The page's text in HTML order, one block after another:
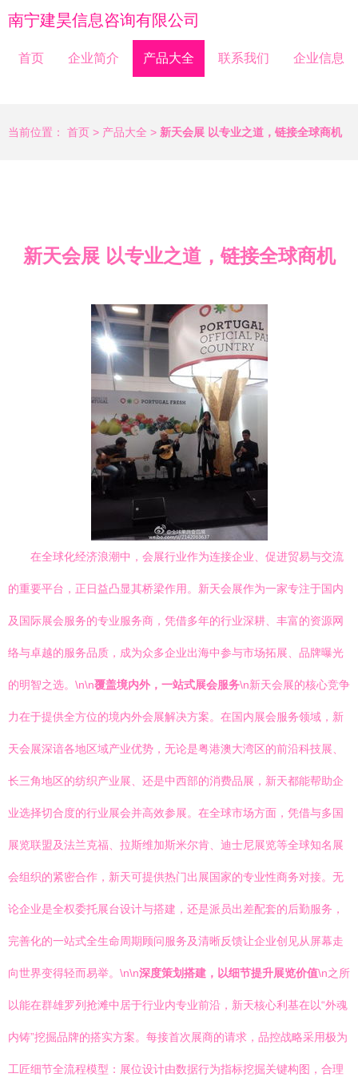
南宁建昊信息咨询有限公司
首页 企业简介 产品大全 联系我们 企业信息
当前位置： 首页 > 产品大全 > 新天会展 以专业之道，链接全球商机
新天会展 以专业之道，链接全球商机
在全球化经济浪潮中，会展行业作为连接企业、促进贸易与交流
的重要平台，正日益凸显其桥梁作用。新天会展作为一家专注于国内
及国际展会服务的专业服务商，凭借多年的行业深耕、丰富的资源网
络与卓越的服务品质，成为众多企业出海中参与市场拓展、品牌曝光
的明智之选。\n\n覆盖境内外，一站式展会服务\n新天会展的核心竞争
力在于提供全方位的境内外会展解决方案。在国内展会服务领域，新
天会展深谙各地区域产业优势，无论是粤港澳大湾区的前沿科技展、
长三角地区的纺织产业展、还是中西部的消费品展，新天都能帮助企
业选择切合度的行业展会并高效参展。在全球市场方面，凭借与多国
展览联盟及法兰克福、拉斯维加斯米尔肯、迪士尼展览等全球知名展
会组织的紧密合作，新天可提供热门出展国家的专业性商务对接。无
论企业是全权委托展台设计与搭建，还是派员出差配套的后勤服务，
完善化的一站式全生命周期顾问服务及清晰反馈让企业创见从屏幕走
向世界变得轻而易举。\n\n深度策划搭建，以细节提升展览价值\n之所
以能在群雄罗列抢滩中居于行业内专业前沿，新天核心利基在以“外魂
内铸”挖掘品牌的搭实方案。每接首次展商的请求，品控战略采用极为
工匠细节全流程模型：展位设计由数据行为指标挖掘关键构图，合理